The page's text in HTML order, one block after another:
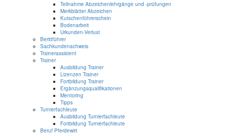
Teilnahme Abzeichenlehrgänge und -prüfungen
Merkblätter Abzeichen
Kutschenführerschein
Bodenarbeit
Urkunden-Verlust
Berittführer
Sachkundenachweis
Trainerassistent
Trainer
Ausbildung Trainer
Lizenzen Trainer
Fortbildung Trainer
Ergänzungsqualifikationen
Mentoring
Tipps
Turnierfachleute
Ausbildung Turnierfachleute
Fortbildung Turnierfachleute
Beruf Pferdewirt